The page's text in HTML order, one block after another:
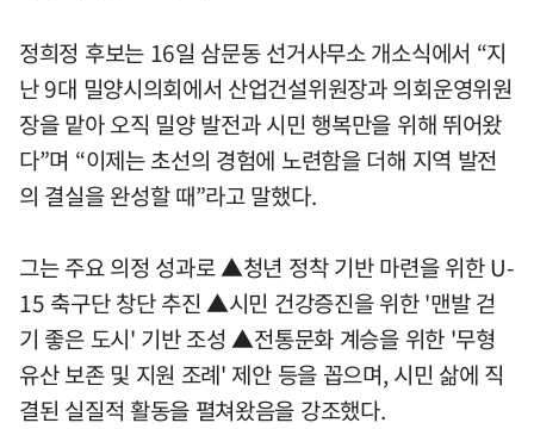
정희정 후보는 16일 삼문동 선거사무소 개소식에서 “지
난 9대 밀양시의회에서 산업건설위원장과 의회운영위원
장을 맡아 오직 밀양 발전과 시민 행복만을 위해 뛰어왔
다”며 “이제는 초선의 경험에 노련함을 더해 지역 발전
의 결실을 완성할 때”라고 말했다.
그는 주요 의정 성과로 ▲청년 정착 기반 마련을 위한 U-
15 축구단 창단 추진 ▲시민 건강증진을 위한 '맨발 걷
기 좋은 도시' 기반 조성 ▲전통문화 계승을 위한 '무형
유산 보존 및 지원 조례' 제안 등을 꼽으며, 시민 삶에 직
결된 실질적 활동을 펼쳐왔음을 강조했다.